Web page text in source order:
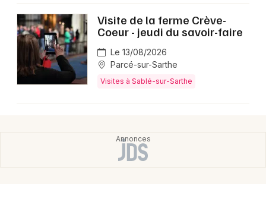
Spectacles
Concerts
Sports
Soirées
Nantes
Nice
Paris
Visite de la ferme Crève-
Coeur - jeudi du savoir-faire
Le 13/08/2026
Parcé-sur-Sarthe
Visites à Sablé-sur-Sarthe